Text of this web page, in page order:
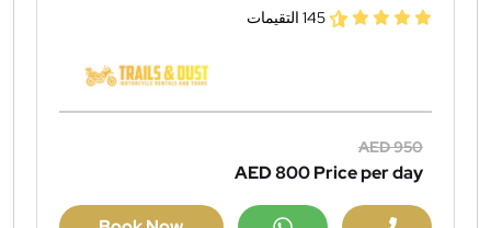
145 التقيمات
AED 950
AED 800Price per day